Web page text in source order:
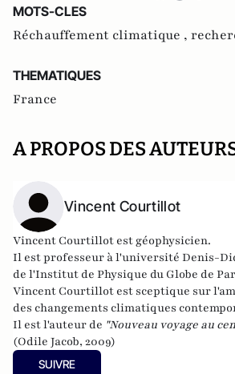
MOTS-CLES
Réchauffement climatique ,
THEMATIQUES
France
A PROPOS DES
Vincent Courtillot
Vincent Courtillot est géophysicien.
Il est professeur à l'université Denis-
de l'Institut de Physique du Globe de
Vincent Courtillot est sceptique sur
des changements climatiques
Il est l'auteur de "Nouveau voyage au
(Odile Jacob, 2009)
SUIVRE